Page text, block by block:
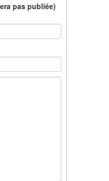
pas publiée)